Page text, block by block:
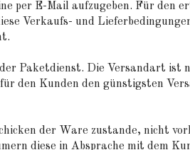
per E-Mail aufzugeben. Für den
Verkaufs- und
Paketdienst. Die Versandart ist
den Kunden den günstigsten
der Ware zustande, nicht
diese in Absprache mit dem